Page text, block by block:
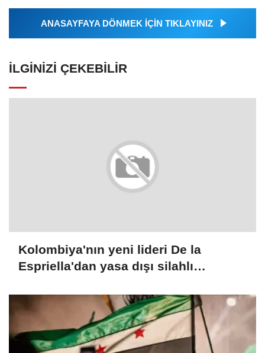
ANASAYFAYA DÖNMEK İÇİN TIKLAYINIZ
İLGINIZI ÇEKEBILIR
Kolombiya'nın yeni lideri De la
Espriella'dan yasa dışı silahlı